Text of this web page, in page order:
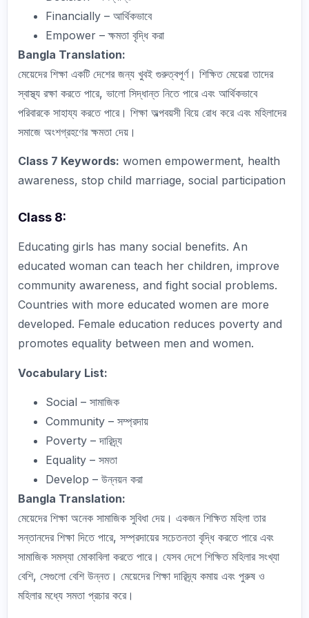
Financially – আর্থিকভাবে
Empower – ক্ষমতা বৃদ্ধি করা
Bangla Translation:
মেয়েদের শিক্ষা একটি দেশের জন্য খুবই গুরুত্বপূর্ণ। শিক্ষিত মেয়েরা তাদের
স্বাস্থ্য রক্ষা করতে পারে, ভালো সিদ্ধান্ত নিতে পারে এবং আর্থিকভাবে
পরিবারকে সাহায্য করতে পারে। শিক্ষা অল্পবয়সী বিয়ে রোধ করে এবং মহিলাদের
সমাজে অংশগ্রহণের ক্ষমতা দেয়।
Class 7 Keywords: women empowerment, health
awareness, stop child marriage, social participation
Class 8:
Educating girls has many social benefits. An
educated woman can teach her children, improve
community awareness, and fight social problems.
Countries with more educated women are more
developed. Female education reduces poverty and
promotes equality between men and women.
Vocabulary List:
Social – সামাজিক
Community – সম্প্রদায়
Poverty – দারিদ্র্য
Equality – সমতা
Develop – উন্নয়ন করা
Bangla Translation:
মেয়েদের শিক্ষা অনেক সামাজিক সুবিধা দেয়। একজন শিক্ষিত মহিলা তার
সন্তানদের শিক্ষা দিতে পারে, সম্প্রদায়ের সচেতনতা বৃদ্ধি করতে পারে এবং
সামাজিক সমস্যা মোকাবিলা করতে পারে। যেসব দেশে শিক্ষিত মহিলার সংখ্যা
বেশি, সেগুলো বেশি উন্নত। মেয়েদের শিক্ষা দারিদ্র্য কমায় এবং পুরুষ ও
মহিলার মধ্যে সমতা প্রচার করে।